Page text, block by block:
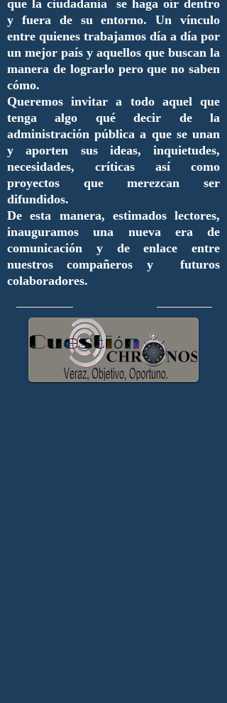
que la ciudadanía se haga oír dentro
y fuera de su entorno. Un vínculo
entre quienes trabajamos día a día por
un mejor país y aquellos que buscan la
manera de lograrlo pero que no saben
cómo.
Queremos invitar a todo aquel que
tenga algo qué decir de la
administración pública a que se unan
y aporten sus ideas, inquietudes,
necesidades, críticas así como
proyectos que merezcan ser
difundidos.
De esta manera, estimados lectores,
inauguramos una nueva era de
comunicación y de enlace entre
nuestros compañeros y futuros
colaboradores.